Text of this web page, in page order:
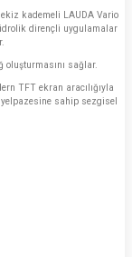
kademeli LAUDA Vario
dirençli uygulamalar
sağlar.
TFT ekran aracılığıyla
sahip sezgisel